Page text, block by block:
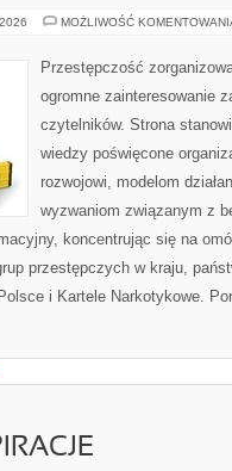
MOŻLIWOŚĆ
Przestępczość
ogromne zainteresowanie
czytelników. Strona
wiedzy poświęcone
rozwojowi, modelom
wyzwaniom związanym z
koncentrując się na
przestępczych w kraju,
i Kartele Narkotykowe.